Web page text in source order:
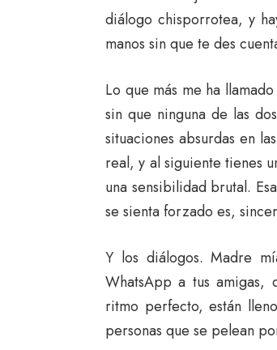
diálogo chisporrotea, y
manos sin que te des
Lo que más me ha
sin que ninguna de las
situaciones absurdas en
real, y al siguiente tienes
una sensibilidad brutal.
se sienta forzado es,
Y los diálogos. Madre
WhatsApp a tus amigas,
ritmo perfecto, están
personas que se pelean